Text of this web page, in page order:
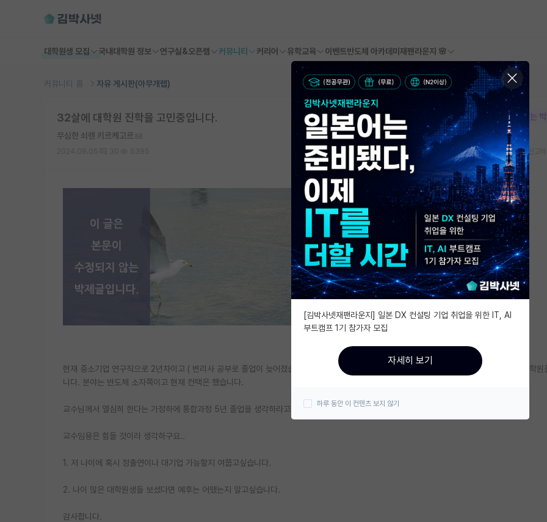
대학원생 모집 국내대학원 정보 연구실&오픈랩 커뮤니티 커리어 유학교육 이벤트반도체 아카데미 재팬라운지 🌸
커뮤니티 홈 자유 게시판(아무개랩)
본문이 수정되지 않는
32살에 대학원 진학을 고민중입니다.
무심한 쇠렌 키르케고르
스크랩 신고하
현재 중소기업 연구직으로 2년차이고 ( 변리사 공부로 졸업이 늦어졌습니다.) Ssh출신 3.4/4.5 입니다. 커리어를 박사로 쌓기 위해 내년에 대학원
니다. 분야는 반도체 소자쪽이고 현재 컨택은 했습니다.
교수님께서 열심히 한다는 가정하에 통합과정 5년 졸업을 생각하라고 하셨는데요. 제가 이런 가정하에 37살에 박사로 나오게 됩니다.
교수임용은 힘들 것이라 생각하구요..
1. 저 나이에 혹시 정출연이나 대기업 가능할지 여쭙고싶습니다.
2. 나이 많은 대학원생들 보셨다면 예후는 어땠는지 알고싶습니다.
감사합니다.
[김박사넷재팬라운지] 일본 DX 컨설팅 기업 취업을 위한 IT, AI
부트캠프 1기 참가자 모집
자세히 보기
하루 동안 이 컨텐츠 보지 않기